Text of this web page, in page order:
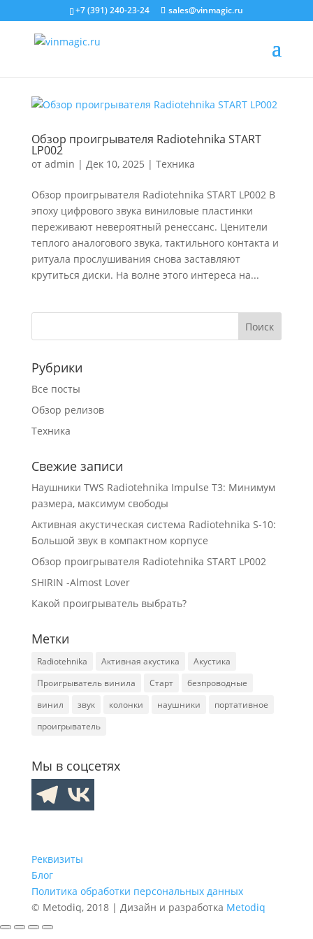
+7 (391) 240-23-24 sales@vinmagic.ru
Обзор проигрывателя Radiotehnika START
LP002
от admin | Дек 10, 2025 | Техника
Обзор проигрывателя Radiotehnika START LP002 В
эпоху цифрового звука виниловые пластинки
переживают невероятный ренессанс. Ценители
теплого аналогового звука, тактильного контакта и
ритуала прослушивания снова заставляют
крутиться диски. На волне этого интереса на...
Рубрики
Все посты
Обзор релизов
Техника
Свежие записи
Наушники TWS Radiotehnika Impulse T3: Минимум
размера, максимум свободы
Активная акустическая система Radiotehnika S-10:
Большой звук в компактном корпусе
Обзор проигрывателя Radiotehnika START LP002
SHIRIN -Almost Lover
Какой проигрыватель выбрать?
Метки
Radiotehnika Активная акустика
Акустика
Проигрыватель винила
Старт
безпроводные
винил
звук колонки наушники
портативное
проигрыватель
Мы в соцсетях
Реквизиты
Блог
Политика обработки персональных данных
© Metodiq, 2018 | Дизайн и разработка Metodiq